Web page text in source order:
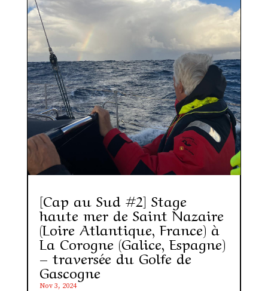
[Cap au Sud #2] Stage
haute mer de Saint Nazaire
(Loire Atlantique, France) à
La Corogne (Galice, Espagne)
– traversée du Golfe de
Gascogne
Nov 3, 2024